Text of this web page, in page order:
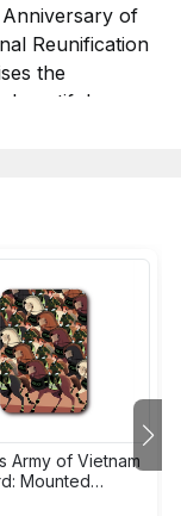
of
Reunification
the
beautiful
and creative,
NFC card.
Army of Vietnam
Mounted